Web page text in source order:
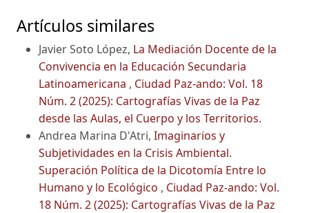
Artículos similares
Javier Soto López, La Mediación Docente de la
Convivencia en la Educación Secundaria
Latinoamericana , Ciudad Paz-ando: Vol. 18
Núm. 2 (2025): Cartografías Vivas de la Paz
desde las Aulas, el Cuerpo y los Territorios.
Andrea Marina D'Atri, Imaginarios y
Subjetividades en la Crisis Ambiental.
Superación Política de la Dicotomía Entre lo
Humano y lo Ecológico , Ciudad Paz-ando: Vol.
18 Núm. 2 (2025): Cartografías Vivas de la Paz